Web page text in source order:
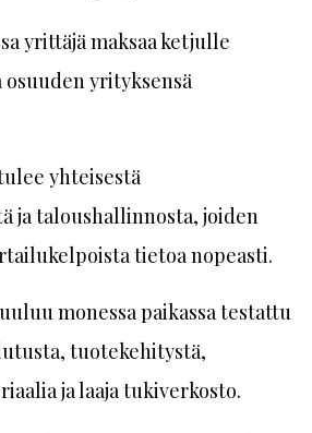
yrittäjä maksaa ketjulle
yrityksensä
yhteisestä
ja taloushallinnosta, joiden
tietoa nopeasti.
monessa paikassa testattu
tuotekehitystä,
ja laaja tukiverkosto.